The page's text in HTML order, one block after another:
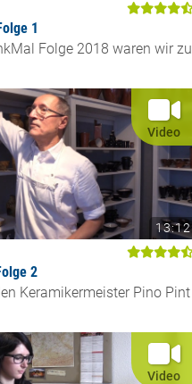
1
Folge 2018 waren wir zu
Video
13:12
2
Keramikermeister Pino Pint
Video